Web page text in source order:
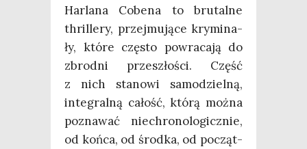
Har­la­na Cobe­na to bru­tal­ne
thril­le­ry, przej­mu­ją­ce kry­mi­na­
ły, któ­re czę­sto powra­ca­ją do
zbrod­ni prze­szło­ści. Część
z nich sta­no­wi samo­dziel­ną,
inte­gral­ną całość, któ­rą moż­na
pozna­wać nie­chro­no­lo­gicz­nie,
od koń­ca, od środ­ka, od począt­